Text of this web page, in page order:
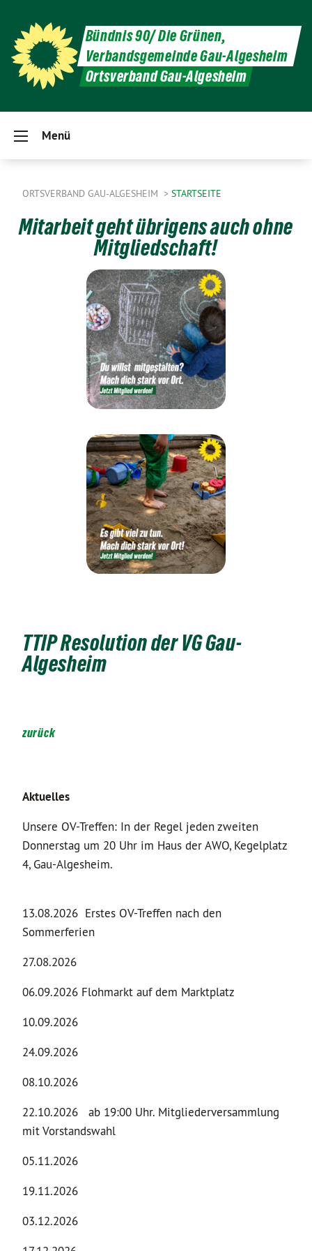
Bündnis 90/ Die Grünen,
Verbandsgemeinde Gau-Algesheim
Ortsverband Gau-Algesheim
Menü
ORTSVERBAND GAU-ALGESHEIM STARTSEITE
Mitarbeit geht übrigens auch ohne
Mitgliedschaft!
TTIP Resolution der VG Gau-
Algesheim
zurück
Aktuelles
Unsere OV-Treffen: In der Regel jeden zweiten
Donnerstag um 20 Uhr im Haus der AWO, Kegelplatz
4, Gau-Algesheim.
13.08.2026 Erstes OV-Treffen nach den
Sommerferien
27.08.2026
06.09.2026 Flohmarkt auf dem Marktplatz
10.09.2026
24.09.2026
08.10.2026
22.10.2026 ab 19:00 Uhr. Mitgliederversammlung
mit Vorstandswahl
05.11.2026
19.11.2026
03.12.2026